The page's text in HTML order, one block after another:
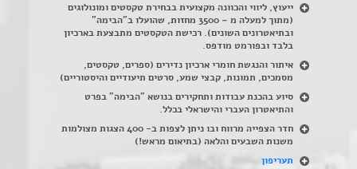
ייעוץ, ליווי והכוונה מקצועית בבחירת טקסטים ומונולוגים
(מתוך למעלה מ – 3500 מחזות, שהועלו ב"הבימה"
ובתיאטרונים השונים). רכישת הטקסטים מתבצעת בארכיון
בלבד ובפורמט מודפס.
איתור והנגשת חומרי ארכיון נדירים (ספרים, טקסטים,
מסמכים, תמונות, קבצי שמע, סרטים תיעודיים והיסטוריים)
סיוע בהכנת עבודות ותחקירים בנושא "הבימה" בפרט
והתיאטרון העברי והישראלי בכלל.
חדר הצפייה מרווח ובו ניתן לצפות ב- 400 הצגות מצולמות
משנות השבעים והלאה (בתיאום מראש!)
תעריפון